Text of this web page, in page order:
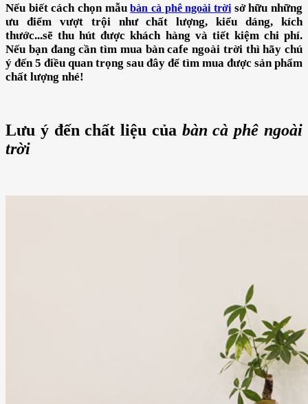
Nếu biết cách chọn mẫubàn cà phê ngoài trờisở hữu những
ưu điểm vượt trội như chất lượng, kiểu dáng, kích
thước...sẽ thu hút được khách hàng và tiết kiệm chi phí.
Nếu bạn đang cần tìm mua bàn cafe ngoài trời thì hãy chú
ý đến 5 điều quan trọng sau đây để tìm mua được sản phẩm
chất lượng nhé!
Lưu ý đến chất liệu của bàn cà phê ngoài
trời